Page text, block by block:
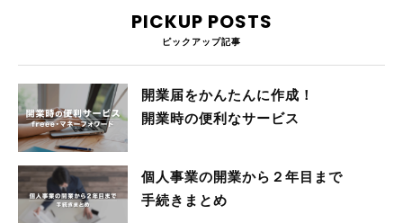
PICKUP POSTS
ピックアップ記事
開業届をかんたんに作成！
開業時の便利なサービス
個人事業の開業から２年目まで
手続きまとめ